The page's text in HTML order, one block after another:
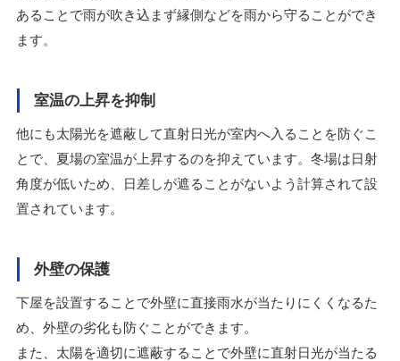
あることで雨が吹き込まず縁側などを雨から守ることができ
ます。
室温の上昇を抑制
他にも太陽光を遮蔽して直射日光が室内へ入ることを防ぐこ
とで、夏場の室温が上昇するのを抑えています。冬場は日射
角度が低いため、日差しが遮ることがないよう計算されて設
置されています。
外壁の保護
下屋を設置することで外壁に直接雨水が当たりにくくなるた
め、外壁の劣化も防ぐことができます。
また、太陽を適切に遮蔽することで外壁に直射日光が当たる